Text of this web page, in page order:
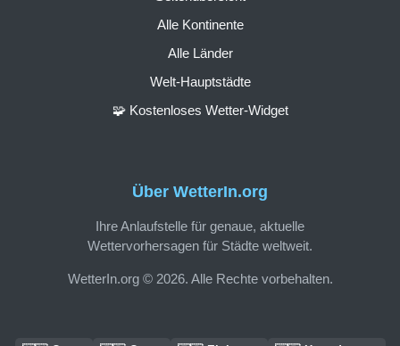
Über WetterIn.org
Ihre Anlaufstelle für genaue, aktuelle
Wettervorhersagen für Städte weltweit.
WetterIn.org © 2026. Alle Rechte vorbehalten.
Alle Kontinente
Alle Länder
Welt-Hauptstädte
🧩 Kostenloses Wetter-Widget